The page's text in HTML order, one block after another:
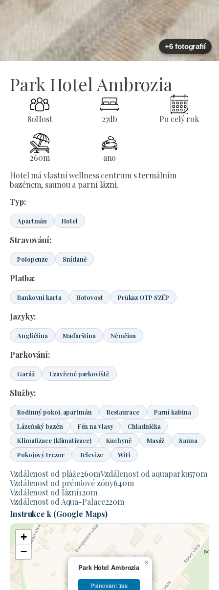
+6 fotografií
Park Hotel Ambrozia
80Host 27db Po celý rok
260m
ano
Hotel má vlastní wellness centrum s termálním
bazénem, saunou a parní lázní.
Typ:
Apartmán Hotel
Stravování:
Polopenze Snídaně
Platba:
Bankovní karta Hotovost Průkaz OTP SZÉP
Jazyky:
Angličtina Maďarština Němčina
Parkování:
Garáž Uzavřené parkoviště
Služby:
Rodinný pokoj, apartmán Restaurace
Parní kabina
Lázeňský bazén
Fén na vlasy
Chladnička
Klimatizace (klimatizace)
Kuchyně Masáž
Sauna
Pokojový trezor
Televize WiFi
Vzdálenost od pláže260mVzdálenost od aquaparku570m
Vzdálenost od prémiové zóny640m
Vzdálenost od lázní120m
Vzdálenost od Aqua-Palace220m
Instrukce k (Google Maps)
Park Hotel Ambrozia
Plánování tras
×
+
−